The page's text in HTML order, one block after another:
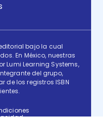
bajo la cual
En México, nuestras
Lumi Learning Systems,
del grupo,
de los registros ISBN